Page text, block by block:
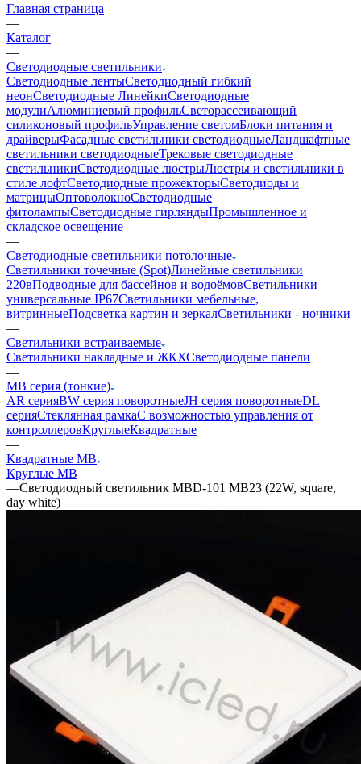
Главная страница
—
Каталог
—
Светодиодные светильники
Светодиодные лентыСветодиодный гибкий
неонСветодиодные ЛинейкиСветодиодные
модулиАлюминиевый профильСветорассеивающий
силиконовый профильУправление светомБлоки питания и
драйверыФасадные светильники светодиодныеЛандшафтные
светильники светодиодныеТрековые светодиодные
светильникиСветодиодные люстрыЛюстры и светильники в
стиле лофтСветодиодные прожекторыСветодиоды и
матрицыОптоволокноСветодиодные
фитолампыСветодиодные гирляндыПромышленное и
складское освещение
—
Светодиодные светильники потолочные
Светильники точечные (Spot)Линейные светильники
220вПодводные для бассейнов и водоёмовСветильники
универсальные IP67Светильники мебельные,
витринныеПодсветка картин и зеркалСветильники - ночники
—
Светильники встраиваемые
Светильники накладные и ЖКХСветодиодные панели
—
MB серия (тонкие)
AR серияBW серия поворотныеJH серия поворотныеDL
серияСтеклянная рамкаС возможностью управления от
контроллеровКруглыеКвадратные
—
Квадратные MB
Круглые MB
—Светодиодный светильник MBD-101 MB23 (22W, square,
day white)